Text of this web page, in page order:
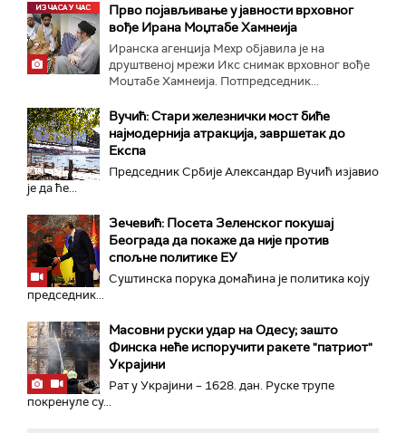
Прво појављивање у јавности врховног
вође Ирана Моџтабe Хамнеија
Иранска агенција Мехр објавила је на
друштвеној мрежи Икс снимак врховног вође
Моџтабе Хамнеија. Потпредседник...
Вучић: Стари железнички мост биће
најмодернија атракција, завршетак до
Експа
Председник Србије Александар Вучић изјавио
је да ће...
Зечевић: Посета Зеленског покушај
Београда да покаже да није против
спољне политике ЕУ
Суштинска порука домаћина је политика коју
председник...
Масовни руски удар на Одесу; зашто
Финска неће испоручити ракете "патриот"
Украјини
Рат у Украјини – 1628. дан. Руске трупе
покренуле су...